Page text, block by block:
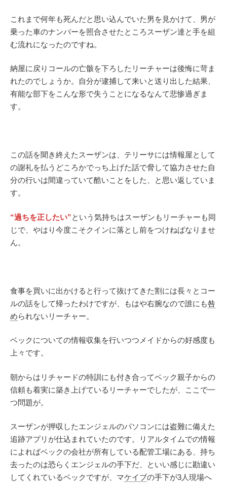
これまで何年も死んだと思い込んでいた男を見かけて、男が
乗った車のナンバーを照合させたところスーザン達と手を組
む流れになったのですね。
納屋に戻りコールの亡骸を下ろしたリーチャーは後悔に苛ま
れたのでしょうか。自分が逮捕して来いと送り出した結果、
有能な部下をこんな形で失うことになるなんて悲惨過ぎま
す。
この話を聞き終えたスーザンは、テリーサには情報屋として
の謝礼を払うどころかでっち上げた話で脅して協力させた自
分の行いは間違っていて酷いことをした、と思い返していま
す。
“過ちを正したい”という気持ちはスーザンもリーチャーも同
じで、やはり今度こそクインに落とし前をつけねばなりませ
ん。
食事を買いに出かけると行って抜けてきた割には長々とコー
ルの話をして帰ったわけですが、もはや右腕なので誰にも咎
められないリーチャー。
ベックについての情報収集を行いつつメイドからの好感度も
上々です。
朝からはリチャードの特訓にも付き合ってベック親子からの
信頼も着実に築き上げているリーチャーでしたが、ここで一
つ問題が。
スーザンが押収したエンジェルのパソコンには盗難に備えた
追跡アプリが仕込まれていたのです。リアルタイムでの情報
によればベックの会社が所有している配管工場にある、持ち
去ったのは恐らくエンジェルの手下だ、といい感じに勘違い
してくれているベックですが、マケイブの手下が3人現場へ